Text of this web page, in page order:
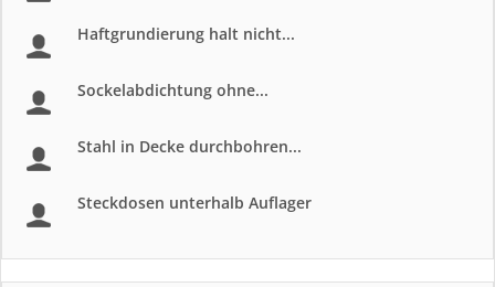
Haftgrundierung halt nicht...
Sockelabdichtung ohne...
Stahl in Decke durchbohren...
Steckdosen unterhalb Auflager